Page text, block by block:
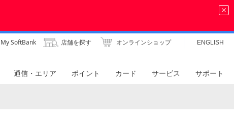
My SoftBank 店舗を探す オンラインショップ ENGLISH
通信・エリア ポイント カード サービス サポート